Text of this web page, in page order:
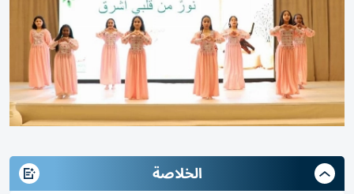
الخلاصة